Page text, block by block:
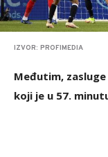
IZVOR: PROFIMEDIA
Međutim,
koji je u 57.